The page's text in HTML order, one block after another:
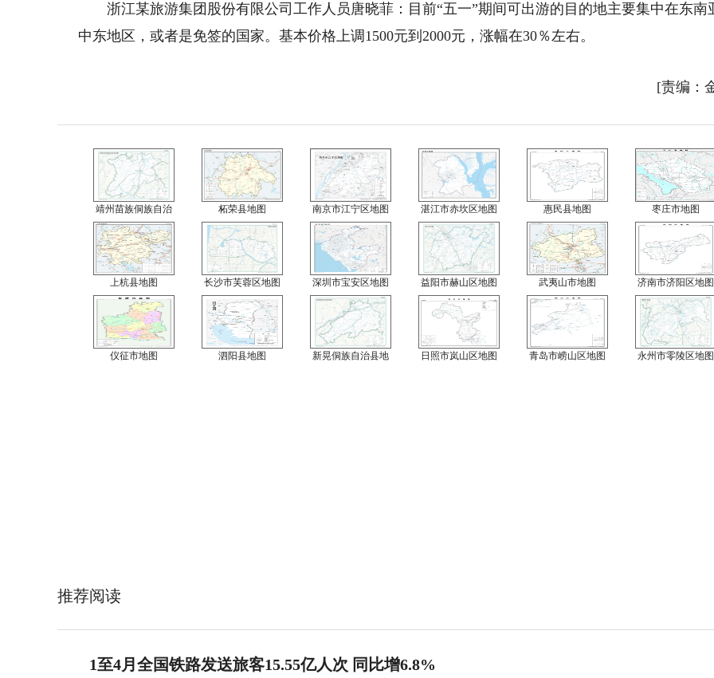
浙江某旅游集团股份有限公司工作人员唐晓菲：目前“五一”期间可出游的目的地主要集中在东南
中东地区，或者是免签的国家。基本价格上调1500元到2000元，涨幅在30％左右。
[责编：
靖州苗族侗族自治 柘荣县地图 南京市江宁区地图 湛江市赤坎区地图 惠民县地图 枣庄市地图
上杭县地图 长沙市芙蓉区地图 深圳市宝安区地图 益阳市赫山区地图 武夷山市地图 济南市济阳区地图
仪征市地图 泗阳县地图 新晃侗族自治县地 日照市岚山区地图 青岛市崂山区地图 永州市零陵区地图
推荐阅读
1至4月全国铁路发送旅客15.55亿人次 同比增6.8%